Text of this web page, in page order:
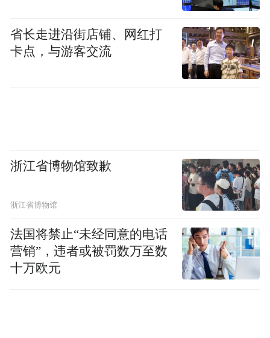
省长走进沿街店铺、网红打
卡点，与游客交流
浙江省博物馆致歉
浙江省博物馆
法国将禁止“未经同意的电话
营销”，违者或被罚数万至数
十万欧元